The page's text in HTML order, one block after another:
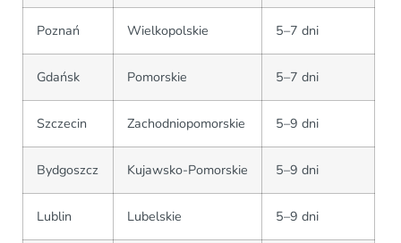
Poznań Wielkopolskie 5–7 dni
Gdańsk Pomorskie 5–7 dni
Szczecin Zachodniopomorskie 5–9 dni
Bydgoszcz Kujawsko-Pomorskie 5–9 dni
Lublin Lubelskie 5–9 dni